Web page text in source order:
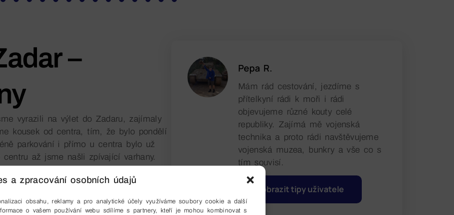
a zpracování osobních údajů
obsahu, reklamy a pro analytické účely využíváme soubory cookie a další
o vašem používání webu sdílíme s partnery, kteří je mohou kombinovat s
–
vyrazili na výlet do Zadaru, zajímaly
kousek od centra, tím, že bylo pondělí
parkování i přímo u centra bylo už
až jsme našli zpívající varhany.
ten div přírody. Celé centrum včetně
úchvatné. Navečer už proudily
My jsme už byli poměrně unavení
k těm davům co přicházeli jsme
Pepa R.
Mám rád cestování, jezdíme s
přítelkyní rádi k moři i rádi
objevujeme různé kouty celé
republiky. Zajímá mě vojenská
technika a proto rádi navštěvujeme
vojenská muzea, bunkry a vše co s
tím souvisí.
Zobrazit tipy uživatele